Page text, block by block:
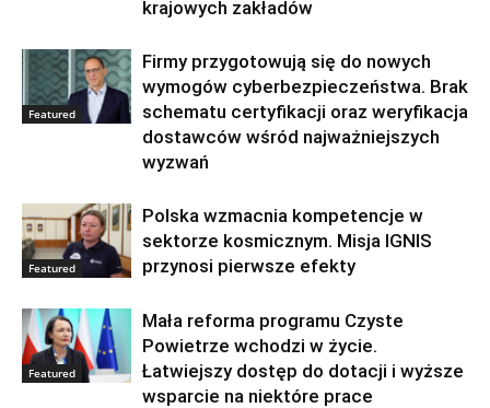
krajowych zakładów
Featured
Firmy przygotowują się do nowych
wymogów cyberbezpieczeństwa. Brak
schematu certyfikacji oraz weryfikacja
dostawców wśród najważniejszych
wyzwań
Featured
Polska wzmacnia kompetencje w
sektorze kosmicznym. Misja IGNIS
przynosi pierwsze efekty
Featured
Mała reforma programu Czyste
Powietrze wchodzi w życie.
Łatwiejszy dostęp do dotacji i wyższe
wsparcie na niektóre prace